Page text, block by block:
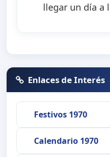
llegar un día a
Enlaces de Interés
Festivos 1970
Calendario 1970